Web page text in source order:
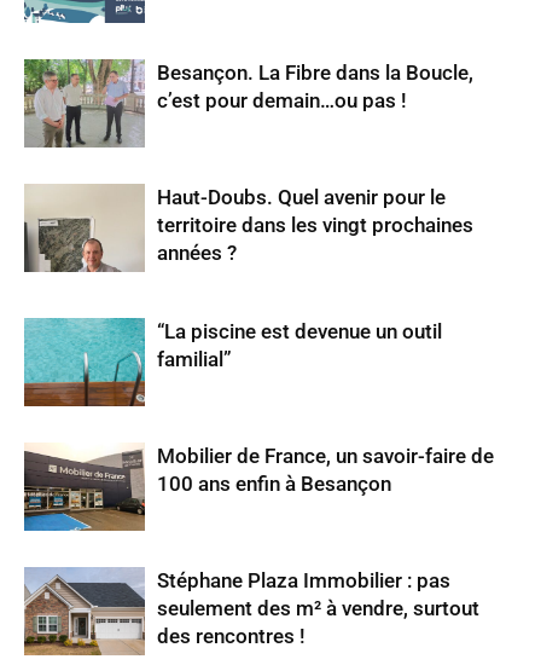
Besançon. La Fibre dans la Boucle,
c’est pour demain…ou pas !
Haut-Doubs. Quel avenir pour le
territoire dans les vingt prochaines
années ?
“La piscine est devenue un outil
familial”
Mobilier de France, un savoir-faire de
100 ans enfin à Besançon
Stéphane Plaza Immobilier : pas
seulement des m² à vendre, surtout
des rencontres !